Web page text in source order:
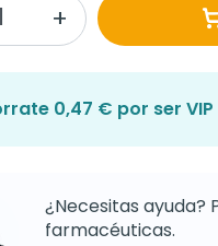
0,47 € por ser VIP
¿Necesitas ayuda?
farmacéuticas.